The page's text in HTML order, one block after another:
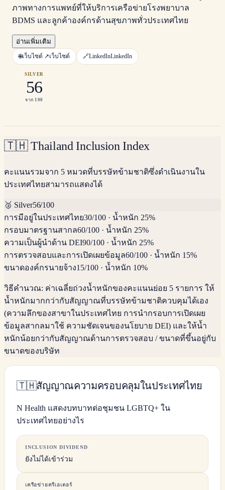
ภาพทางการแพทย์ที่ให้บริการเครือข่ายโรงพยาบาล
BDMS และลูกค้าองค์กรด้านสุขภาพทั่วประเทศไทย
อ่านเพิ่มเติม
🌐เว็บไซต์ ↗เว็บไซต์ 🔗LinkedInLinkedIn
SILVER
56
จาก 100
🇹🇭 Thailand Inclusion Index
คะแนนรวมจาก 5 หมวดที่บรรษัทข้ามชาติซึ่งดำเนินงานใน
ประเทศไทยสามารถแสดงได้
🥈 Silver56/100
การมีอยู่ในประเทศไทย30/100 · น้ำหนัก 25%
กรอบมาตรฐานสากล60/100 · น้ำหนัก 25%
ความเป็นผู้นำด้าน DEI90/100 · น้ำหนัก 25%
การตรวจสอบและการเปิดเผยข้อมูล60/100 · น้ำหนัก 15%
ขนาดองค์กรนายจ้าง15/100 · น้ำหนัก 10%
วิธีคำนวณ: ค่าเฉลี่ยถ่วงน้ำหนักของคะแนนย่อย 5 รายการ ให้
น้ำหนักมากกว่ากับสัญญาณที่บรรษัทข้ามชาติควบคุมได้เอง
(ความลึกของสาขาในประเทศไทย การนำกรอบการเปิดเผย
ข้อมูลสากลมาใช้ ความชัดเจนของนโยบาย DEI) และให้น้ำ
หนักน้อยกว่ากับสัญญาณด้านการตรวจสอบ / ขนาดที่ขึ้นอยู่กับ
ขนาดของบริษัท
🇹🇭สัญญาณความครอบคลุมในประเทศไทย
N Health แสดงบทบาทต่อชุมชน LGBTQ+ ใน
ประเทศไทยอย่างไร
INCLUSION DIVIDEND
ยังไม่ได้เข้าร่วม
เครือข่ายครีเอเตอร์